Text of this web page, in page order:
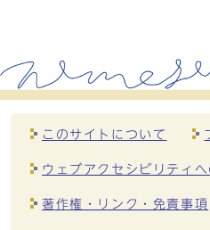
このサイトについて
ウェブアクセシビリティへ
著作権・リンク・免責事項